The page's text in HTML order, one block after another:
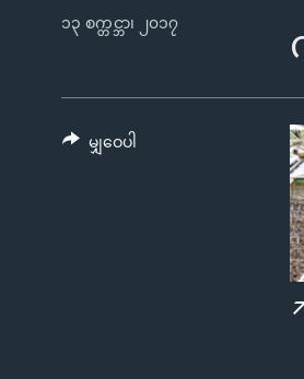
နိုင်ငံတကာ
တရုတ်
အစ္စရေး-ပါလက်စတိုင်း
ရပ်ဝန်းတခု လမ်းတခု အလွန်
အင်္ဂလိပ်စာလေ့လာမယ်
၁၃ စက္တင္ဘာ၊ ၂၀၁၇
မျှဝေပါ